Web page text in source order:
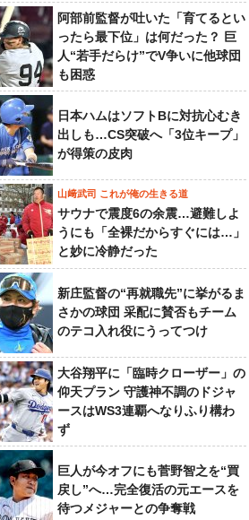
阿部前監督が吐いた「育てるとい
ったら最下位」は何だった？ 巨
人“若手だらけ”でV争いに他球団
も困惑
日本ハムはソフトBに対抗心むき
出しも…CS突破へ「3位キープ」
が得策の皮肉
山﨑武司 これが俺の生きる道
サウナで震度6の余震…避難しよ
うにも「全裸だからすぐには…」
と妙に冷静だった
新庄監督の“再就職先”に挙がるま
さかの球団 采配に賛否もチーム
のテコ入れ役にうってつけ
大谷翔平に「臨時クローザー」の
仰天プラン 守護神不調のドジャ
ースはWS3連覇へなりふり構わ
ず
巨人が今オフにも菅野智之を“買
戻し”へ…完全復活の元エースを
待つメジャーとの争奪戦